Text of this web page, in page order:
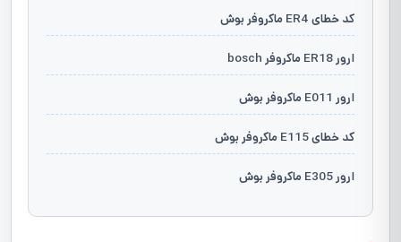
کد خطای ER4 ماکروفر بوش
ارور ER18 ماکروفر bosch
ارور E011 ماکروفر بوش
کد خطای E115 ماکروفر بوش
ارور E305 ماکروفر بوش